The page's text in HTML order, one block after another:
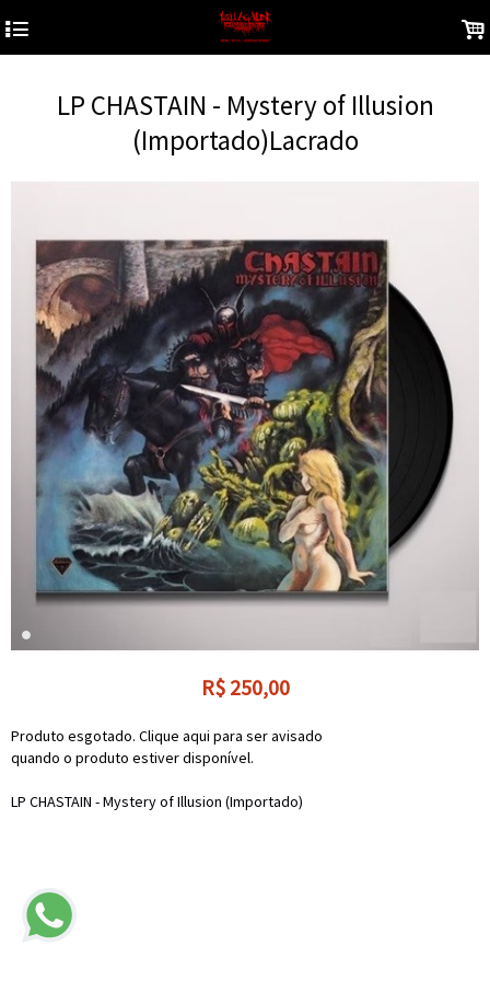
4 .
LP CHASTAIN - Mystery of Illusion
(Importado)Lacrado
R$ 250,00
Produto esgotado. Clique aqui para ser avisado
quando o produto estiver disponível.
LP CHASTAIN - Mystery of Illusion (Importado)